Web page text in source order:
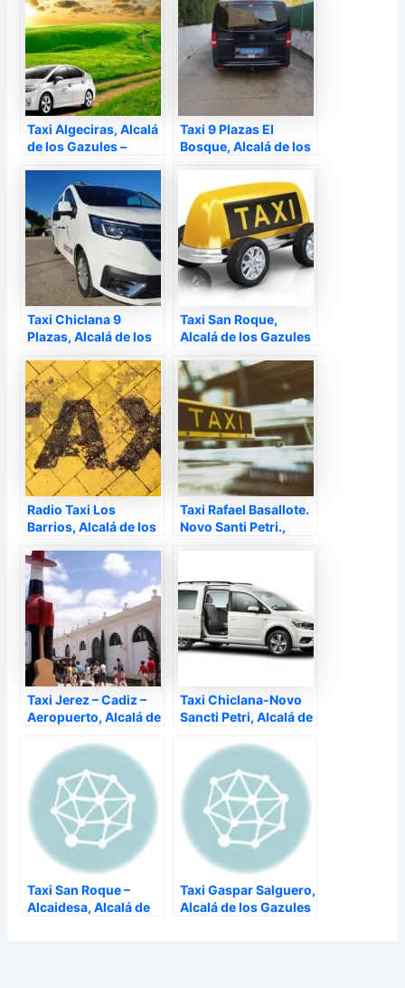
Taxi Algeciras, Alcalá
de los Gazules –
Taxi 9 Plazas El
Bosque, Alcalá de los
Taxi Chiclana 9
Plazas, Alcalá de los
Taxi San Roque,
Alcalá de los Gazules
Radio Taxi Los
Barrios, Alcalá de los
Taxi Rafael Basallote.
Novo Santi Petri.,
Taxi Jerez – Cadiz –
Aeropuerto, Alcalá de
Taxi Chiclana-Novo
Sancti Petri, Alcalá de
Taxi San Roque –
Alcaidesa, Alcalá de
Taxi Gaspar Salguero,
Alcalá de los Gazules